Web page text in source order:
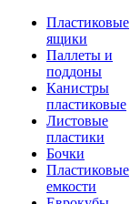
Пластиковые
ящики
Паллеты и
поддоны
Канистры
пластиковые
Листовые
пластики
Бочки
Пластиковые
емкости